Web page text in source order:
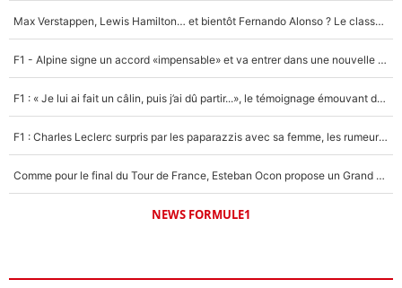
Max Verstappen, Lewis Hamilton… et bientôt Fernando Alonso ? Le classement des pilotes les mieux payés en Formule 1 risque de changer !
F1 - Alpine signe un accord «impensable» et va entrer dans une nouvelle dimension : Grande nouvelle pour Pierre Gasly !
F1 : « Je lui ai fait un câlin, puis j’ai dû partir...», le témoignage émouvant de Max Verstappen sur sa fille
F1 : Charles Leclerc surpris par les paparazzis avec sa femme, les rumeurs étaient vraies !
Comme pour le final du Tour de France, Esteban Ocon propose un Grand Prix de Formule 1 à Paris : «Autour de l’Arc de Triomphe, ce serait génial» !
NEWS FORMULE1